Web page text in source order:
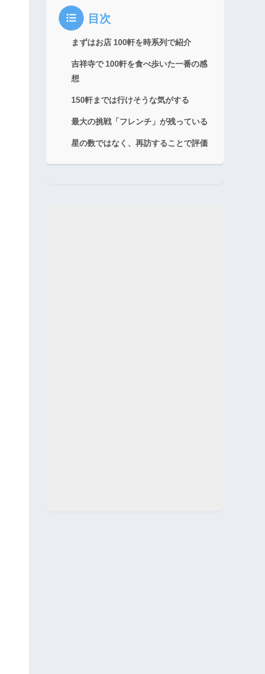
目次
まずはお店 100軒を時系列で紹介
吉祥寺で 100軒を食べ歩いた一番の感
想
150軒までは行けそうな気がする
最大の挑戦「フレンチ」が残っている
星の数ではなく、再訪することで評価